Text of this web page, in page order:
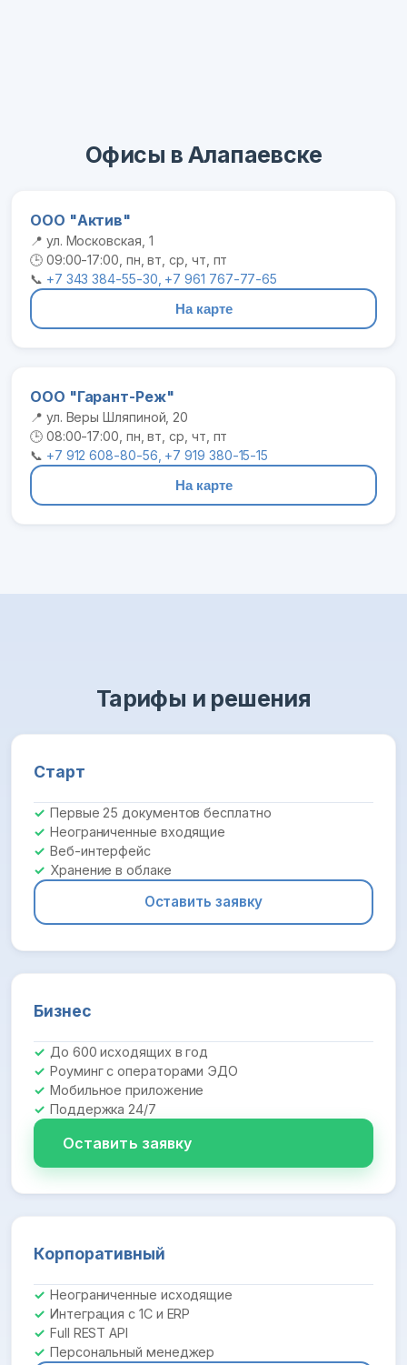
Офисы в Алапаевске
ООО "Актив"
📍 ул. Московская, 1
🕒 09:00-17:00, пн, вт, ср, чт, пт
📞 +7 343 384-55-30, +7 961 767-77-65
На карте
ООО "Гарант-Реж"
📍 ул. Веры Шляпиной, 20
🕒 08:00-17:00, пн, вт, ср, чт, пт
📞 +7 912 608-80-56, +7 919 380-15-15
На карте
Тарифы и решения
Старт
Первые 25 документов бесплатно
Неограниченные входящие
Веб-интерфейс
Хранение в облаке
Оставить заявку
Бизнес
До 600 исходящих в год
Роуминг с операторами ЭДО
Мобильное приложение
Поддержка 24/7
Оставить заявку
Корпоративный
Неограниченные исходящие
Интеграция с 1С и ERP
Full REST API
Персональный менеджер